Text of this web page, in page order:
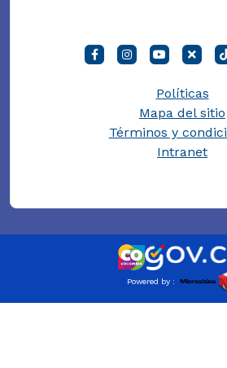
Políticas
Mapa del sitio
Términos y
Intranet
Powered by :